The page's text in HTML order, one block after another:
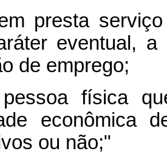
presta
eventual,
de emprego;
física
econômica
ou não;"